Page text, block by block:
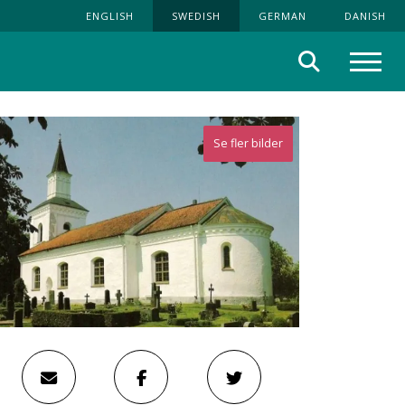
ENGLISH SWEDISH GERMAN DANISH
Sök
Se fler bilder